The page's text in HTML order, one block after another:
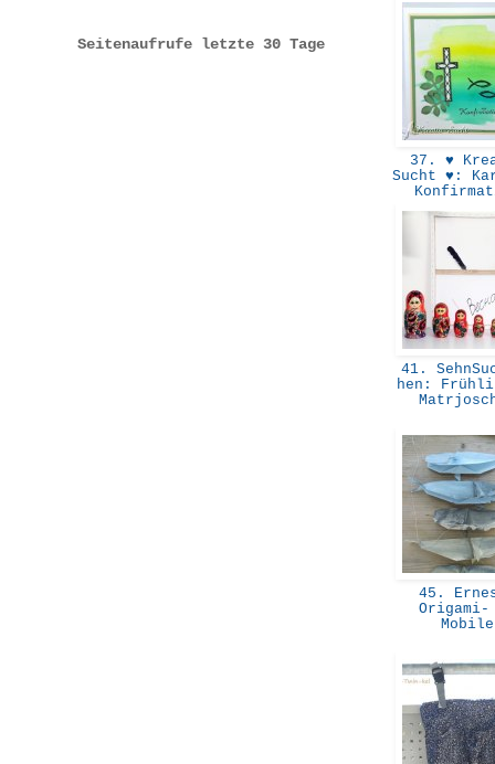
37. ♥
Sucht ♥:
41.
hen:
45.
Origami-
Seitenaufrufe letzte 30 Tage